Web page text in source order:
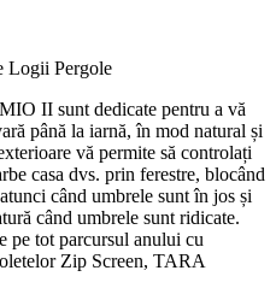
Logii Pergole
II sunt dedicate pentru a vă
până la iarnă, în mod natural și
vă permite să controlați
casa dvs. prin ferestre, blocând
când umbrele sunt în jos și
când umbrele sunt ridicate.
pe tot parcursul anului cu
Zip Screen, TARA